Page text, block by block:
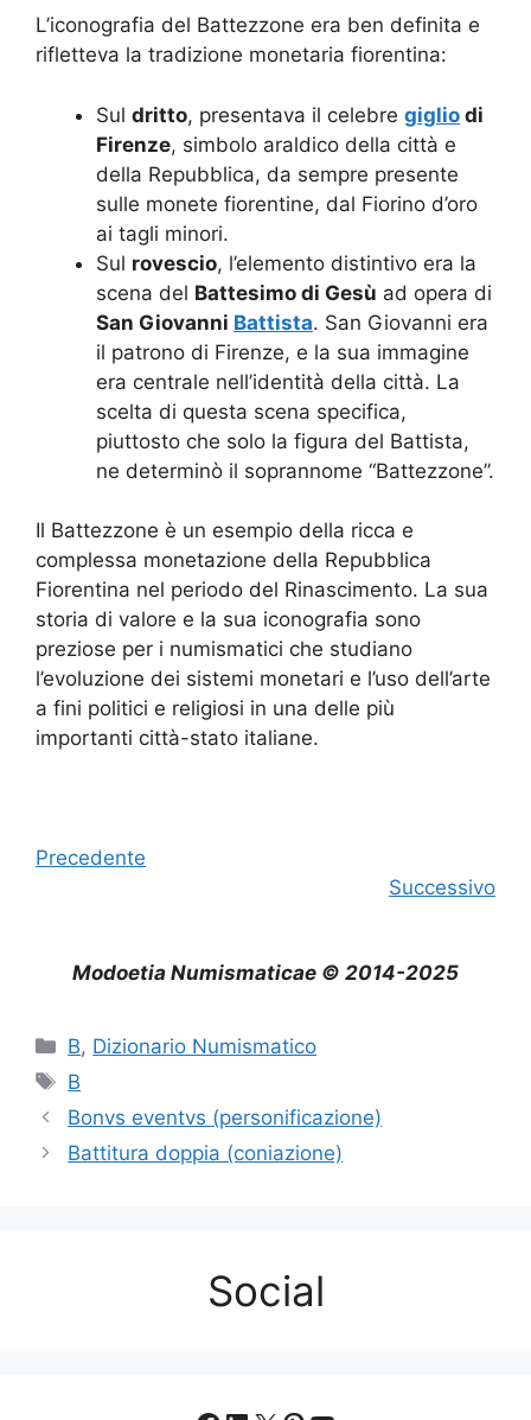
L’iconografia del Battezzone era ben definita e
rifletteva la tradizione monetaria fiorentina:
Sul dritto, presentava il celebre giglio di
Firenze, simbolo araldico della città e
della Repubblica, da sempre presente
sulle monete fiorentine, dal Fiorino d’oro
ai tagli minori.
Sul rovescio, l’elemento distintivo era la
scena del Battesimo di Gesù ad opera di
San Giovanni Battista. San Giovanni era
il patrono di Firenze, e la sua immagine
era centrale nell’identità della città. La
scelta di questa scena specifica,
piuttosto che solo la figura del Battista,
ne determinò il soprannome “Battezzone”.
Il Battezzone è un esempio della ricca e
complessa monetazione della Repubblica
Fiorentina nel periodo del Rinascimento. La sua
storia di valore e la sua iconografia sono
preziose per i numismatici che studiano
l’evoluzione dei sistemi monetari e l’uso dell’arte
a fini politici e religiosi in una delle più
importanti città-stato italiane.
Precedente
Successivo
Modoetia Numismaticae © 2014-2025
Categorie
B, Dizionario Numismatico
Tag
B
Bonvs eventvs (personificazione)
Battitura doppia (coniazione)
Social